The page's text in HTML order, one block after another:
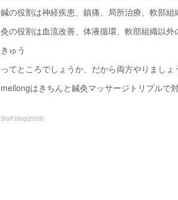
鍼の役割は神経疾患、鎮痛、局所治療、軟部
灸の役割は血流改善、体液循環、軟部組織以
きゅう
ってところでしょうか、だから両方やりましょ
meilongはきちんと鍼灸マッサージトリプルで
Staff blog(2509)